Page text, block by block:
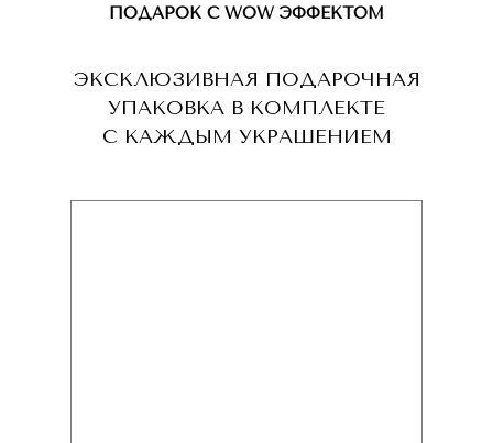
ЭКСКЛЮЗИВНАЯ ПОДАРОЧНАЯ
УПАКОВКА В КОМПЛЕКТЕ
С КАЖДЫМ УКРАШЕНИЕМ
ПОДАРОК С WOW ЭФФЕКТОМ